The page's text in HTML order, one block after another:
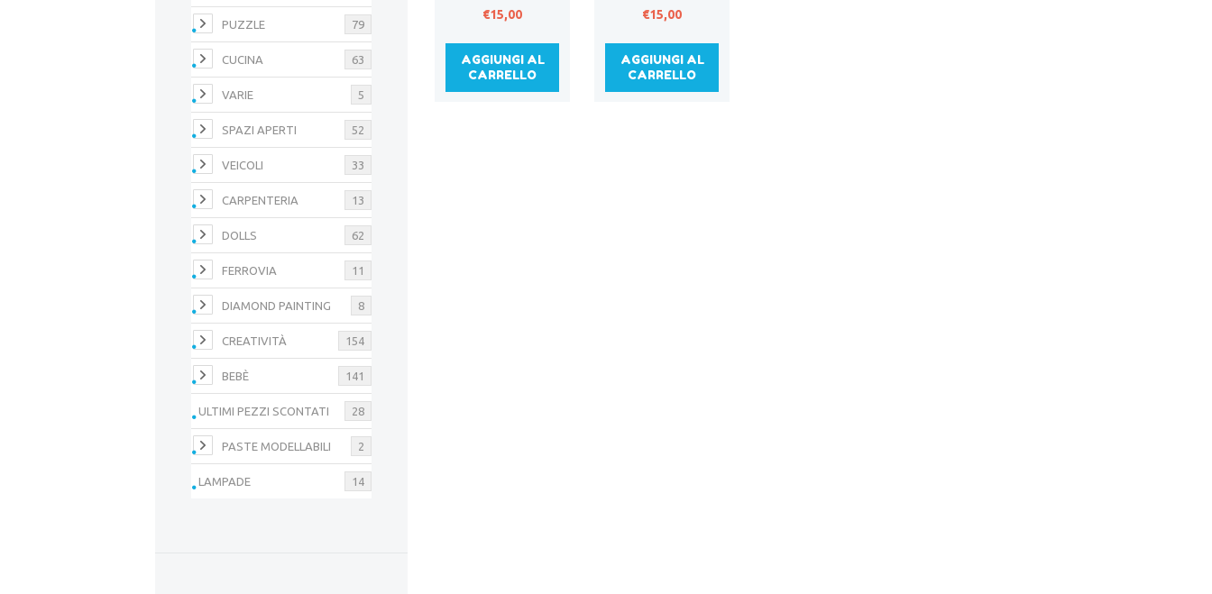
€15,00
AGGIUNGI AL
CARRELLO
€15,00
AGGIUNGI AL
CARRELLO
PUZZLE 79
CUCINA 63
VARIE 5
SPAZI APERTI 52
VEICOLI 33
CARPENTERIA 13
DOLLS 62
FERROVIA 11
DIAMOND PAINTING 8
CREATIVITÀ 154
BEBÈ 141
ULTIMI PEZZI SCONTATI 28
PASTE MODELLABILI 2
LAMPADE 14